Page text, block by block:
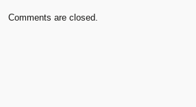
Comments are closed.